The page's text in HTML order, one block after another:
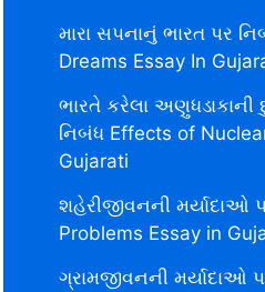
મારા સપનાનું ભારત પર
Dreams Essay In
ભારતે કરેલા અણુધડાકાની
નિબંધ Effects of
Gujarati
શહેરીજીવનની મર્યાદાઓ
Problems Essay in
ગ્રામજીવનની મર્યાદાઓ